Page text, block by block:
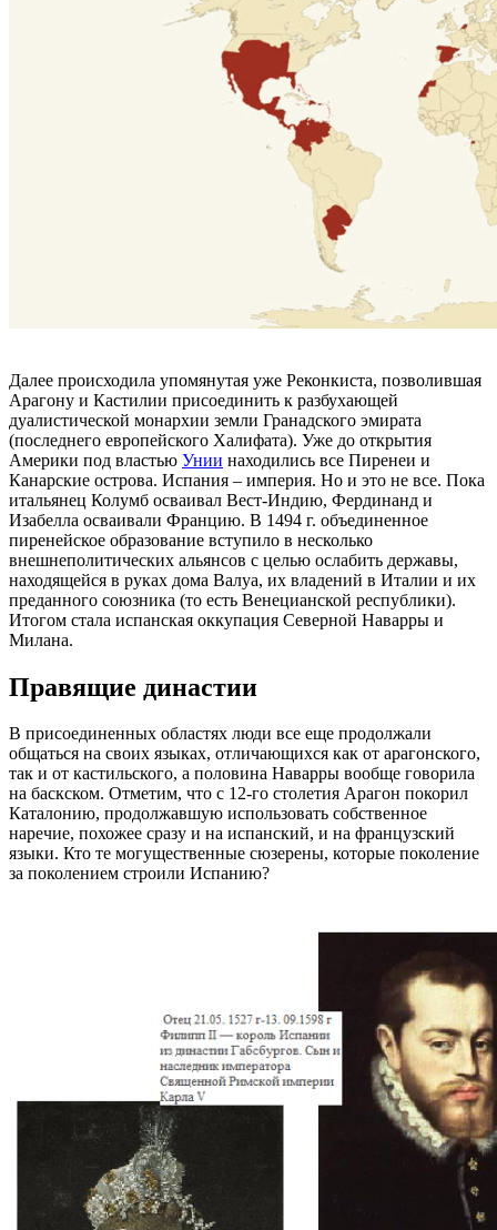
Далее происходила упомянутая уже Реконкиста, позволившая
Арагону и Кастилии присоединить к разбухающей
дуалистической монархии земли Гранадского эмирата
(последнего европейского Халифата). Уже до открытия
Америки под властью Унии находились все Пиренеи и
Канарские острова. Испания – империя. Но и это не все. Пока
итальянец Колумб осваивал Вест-Индию, Фердинанд и
Изабелла осваивали Францию. В 1494 г. объединенное
пиренейское образование вступило в несколько
внешнеполитических альянсов с целью ослабить державы,
находящейся в руках дома Валуа, их владений в Италии и их
преданного союзника (то есть Венецианской республики).
Итогом стала испанская оккупация Северной Наварры и
Милана.
Правящие династии
В присоединенных областях люди все еще продолжали
общаться на своих языках, отличающихся как от арагонского,
так и от кастильского, а половина Наварры вообще говорила
на баскском. Отметим, что с 12-го столетия Арагон покорил
Каталонию, продолжавшую использовать собственное
наречие, похожее сразу и на испанский, и на французский
языки. Кто те могущественные сюзерены, которые поколение
за поколением строили Испанию?